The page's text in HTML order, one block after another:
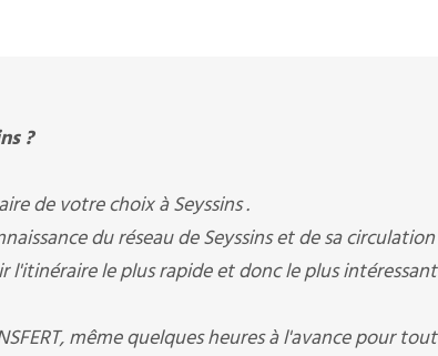
?
de votre choix à Seyssins .
du réseau de Seyssins et de sa circulation
l'itinéraire le plus rapide et donc le plus intéressant
même quelques heures à l'avance pour tout